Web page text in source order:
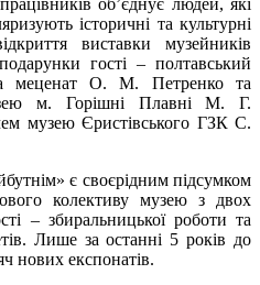
історичні та культурні
виставки музейників
гості – полтавський
меценат О. М. Петренко та
м. Горішні Плавні М. Г.
музею Єристівського ГЗК С.
є своєрідним підсумком
колективу музею з двох
– збиральницької роботи та
Лише за останні 5 років до
нових експонатів.